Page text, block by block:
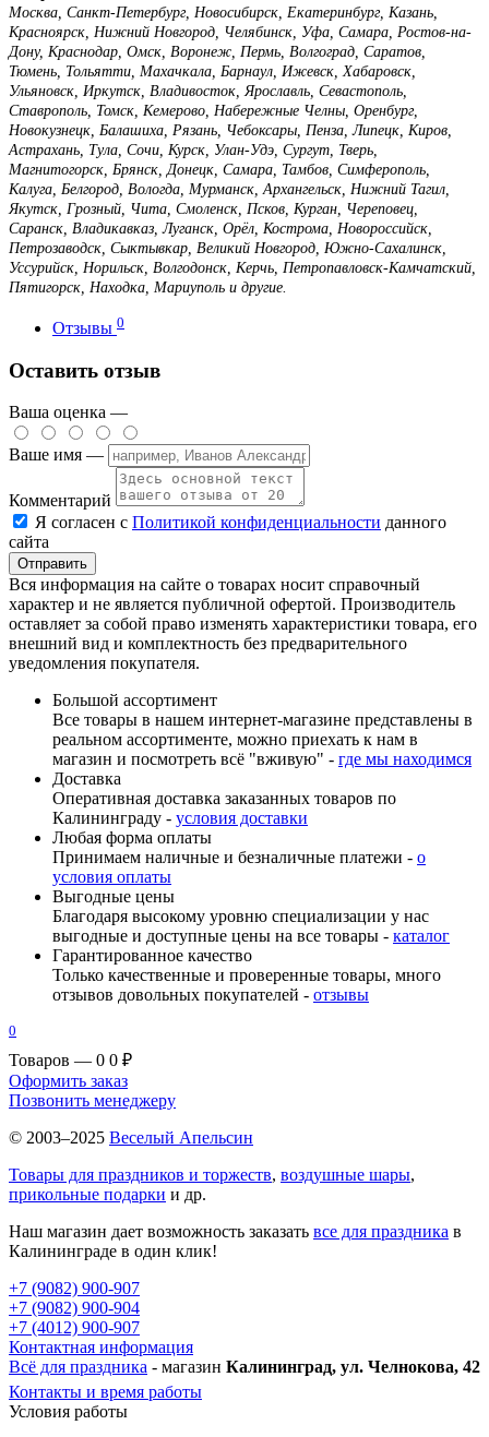
Москва, Санкт-Петербург, Новосибирск, Екатеринбург, Казань,
Красноярск, Нижний Новгород, Челябинск, Уфа, Самара, Ростов-на-
Дону, Краснодар, Омск, Воронеж, Пермь, Волгоград, Саратов,
Тюмень, Тольятти, Махачкала, Барнаул, Ижевск, Хабаровск,
Ульяновск, Иркутск, Владивосток, Ярославль, Севастополь,
Ставрополь, Томск, Кемерово, Набережные Челны, Оренбург,
Новокузнецк, Балашиха, Рязань, Чебоксары, Пенза, Липецк, Киров,
Астрахань, Тула, Сочи, Курск, Улан-Удэ, Сургут, Тверь,
Магнитогорск, Брянск, Донецк, Самара, Тамбов, Симферополь,
Калуга, Белгород, Вологда, Мурманск, Архангельск, Нижний Тагил,
Якутск, Грозный, Чита, Смоленск, Псков, Курган, Череповец,
Саранск, Владикавказ, Луганск, Орёл, Кострома, Новороссийск,
Петрозаводск, Сыктывкар, Великий Новгород, Южно-Сахалинск,
Уссурийск, Норильск, Волгодонск, Керчь, Петропавловск-Камчатский,
Пятигорск, Находка, Мариуполь и другие.
Отзывы 0
Оставить отзыв
Ваша оценка —
Ваше имя —
Комментарий
Я согласен с Политикой конфиденциальности данного
сайта
Вся информация на сайте о товарах носит справочный
характер и не является публичной офертой. Производитель
оставляет за собой право изменять характеристики товара, его
внешний вид и комплектность без предварительного
уведомления покупателя.
Большой ассортимент
Все товары в нашем интернет-магазине представлены в
реальном ассортименте, можно приехать к нам в
магазин и посмотреть всё "вживую" - где мы находимся
Доставка
Оперативная доставка заказанных товаров по
Калининграду - условия доставки
Любая форма оплаты
Принимаем наличные и безналичные платежи - о
условия оплаты
Выгодные цены
Благодаря высокому уровню специализации у нас
выгодные и доступные цены на все товары - каталог
Гарантированное качество
Только качественные и проверенные товары, много
отзывов довольных покупателей - отзывы
0
Товаров — 0 0 ₽
Оформить заказ
Позвонить менеджеру
© 2003–2025 Веселый Апельсин
Товары для праздников и торжеств, воздушные шары,
прикольные подарки и др.
Наш магазин дает возможность заказать все для праздника в
Калининграде в один клик!
+7 (9082) 900-907
+7 (9082) 900-904
+7 (4012) 900-907
Контактная информация
Всё для праздника - магазин Калининград, ул. Челнокова, 42
Контакты и время работы
Условия работы